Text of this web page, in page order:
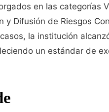
en las categorías
y Difusión de Riesgos
la institución
un estándar de